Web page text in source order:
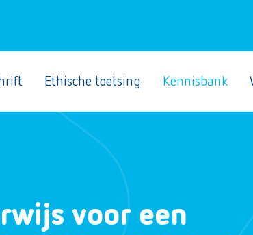
Ethische toetsing Kennisbank
voor een